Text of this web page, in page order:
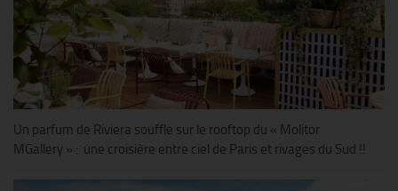
Un parfum de Riviera souffle sur le rooftop du « Molitor
MGallery » : une croisière entre ciel de Paris et rivages du Sud !!